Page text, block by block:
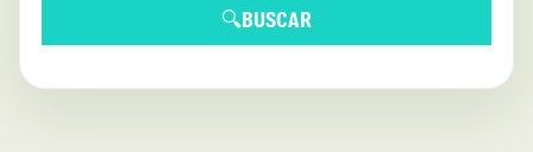
🔍BUSCAR